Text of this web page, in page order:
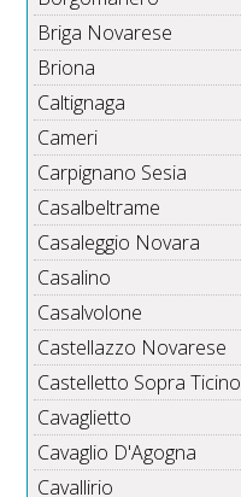
Briga Novarese
Briona
Caltignaga
Cameri
Carpignano Sesia
Casalbeltrame
Casaleggio Novara
Casalino
Casalvolone
Castellazzo Novarese
Castelletto Sopra Ticino
Cavaglietto
Cavaglio D'Agogna
Cavallirio